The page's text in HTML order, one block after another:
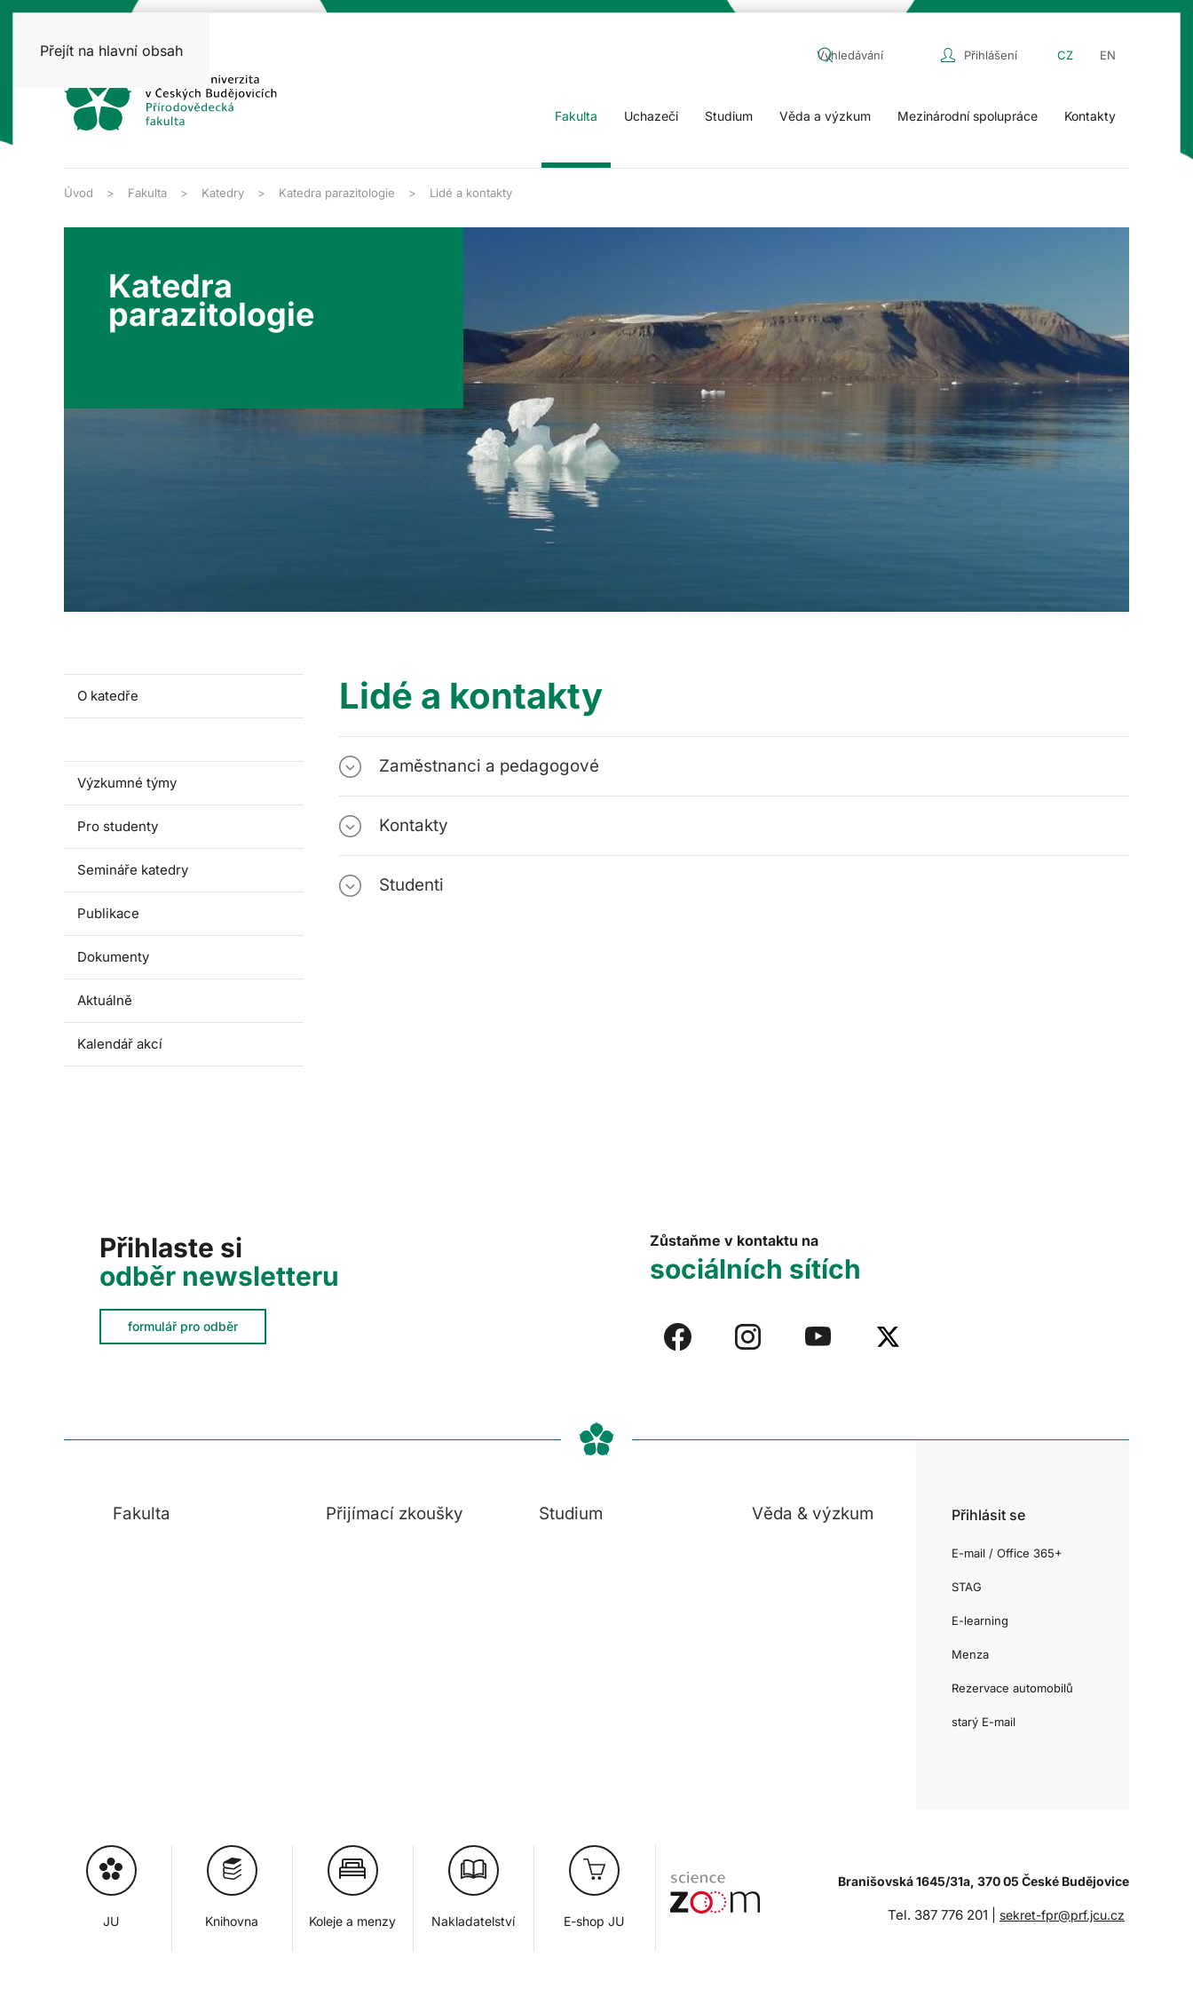
Přejít na hlavní obsah Přihlášení CZ EN
Fakulta Uchazeči Studium Věda a výzkum Mezinárodní spolupráce Kontakty
Úvod Fakulta Katedry Katedra parazitologie Lidé a kontakty
Katedra
parazitologie
O katedře
Výzkumné týmy
Pro studenty
Semináře katedry
Publikace
Dokumenty
Aktuálně
Kalendář akcí
Lidé a kontakty
Zaměstnanci a pedagogové
Kontakty
Studenti
Přihlaste si
odběr newsletteru
formulář pro odběr
Zůstaňme v kontaktu na
sociálních sítích
Fakulta Přijímací zkoušky Studium Věda & výzkum Přihlásit se
E-mail / Office 365+
STAG
E-learning
Menza
Rezervace automobilů
starý E-mail
JU Knihovna Koleje a menzy Nakladatelství E-shop JU
Branišovská 1645/31a, 370 05 České Budějovice
Tel. 387 776 201 | sekret-fpr@prf.jcu.cz